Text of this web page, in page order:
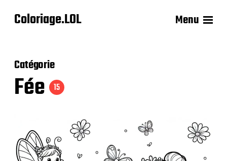
Coloriage.LOL Menu
Catégorie
Fée 15